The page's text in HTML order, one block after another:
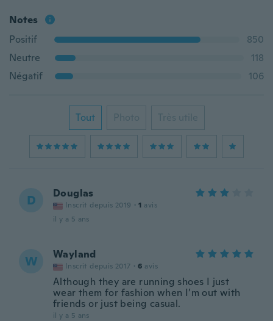
Notes
Positif
850
Neutre
118
Négatif
106
Tout Photo Très utile
D Douglas
Inscrit depuis 2019 · 1 avis
il y a 5 ans
W Wayland
Inscrit depuis 2017 · 6 avis
Although they are running shoes I just
wear them for fashion when I’m out with
friends or just being casual.
il y a 5 ans